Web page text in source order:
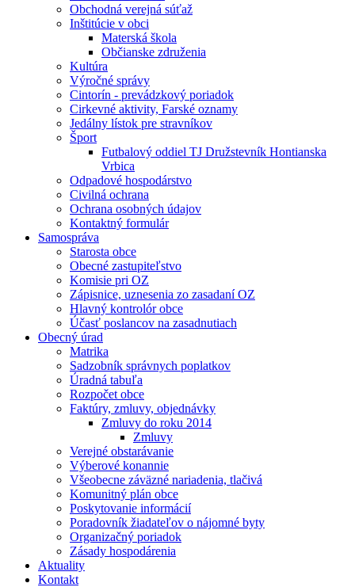
Obchodná verejná súťaž
Inštitúcie v obci
Materská škola
Občianske združenia
Kultúra
Výročné správy
Cintorín - prevádzkový poriadok
Cirkevné aktivity, Farské oznamy
Jedálny lístok pre stravníkov
Šport
Futbalový oddiel TJ Družstevník Hontianska
Vrbica
Odpadové hospodárstvo
Civilná ochrana
Ochrana osobných údajov
Kontaktný formulár
Samospráva
Starosta obce
Obecné zastupiteľstvo
Komisie pri OZ
Zápisnice, uznesenia zo zasadaní OZ
Hlavný kontrolór obce
Účasť poslancov na zasadnutiach
Obecný úrad
Matrika
Sadzobník správnych poplatkov
Úradná tabuľa
Rozpočet obce
Faktúry, zmluvy, objednávky
Zmluvy do roku 2014
Zmluvy
Verejné obstarávanie
Výberové konannie
Všeobecne záväzné nariadenia, tlačivá
Komunitný plán obce
Poskytovanie informácií
Poradovník žiadateľov o nájomné byty
Organizačný poriadok
Zásady hospodárenia
Aktuality
Kontakt